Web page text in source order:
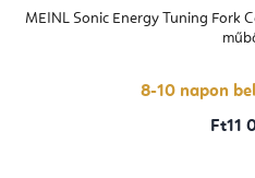
MEINL Sonic Energy Tuning Fork
8-10 napon
Ft11